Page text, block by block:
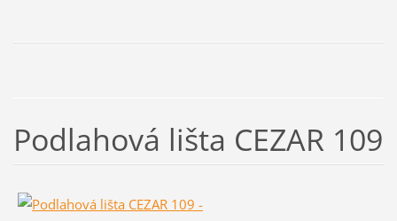
Podlahová lišta CEZAR 109